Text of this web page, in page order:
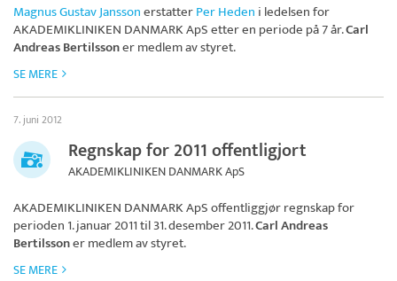
Magnus Gustav JanssonerstatterPer Heden i ledelsen for
AKADEMIKLINIKEN DANMARK ApSetter en periode på 7 år.Carl
Andreas Bertilssoner medlem av styret.
SE MERE
7. juni 2012
Regnskap for 2011 offentligjort
AKADEMIKLINIKEN DANMARK ApS
AKADEMIKLINIKEN DANMARK ApSoffentliggjør regnskap for
perioden 1. januar 2011 til 31. desember 2011.Carl Andreas
Bertilssoner medlem av styret.
SE MERE